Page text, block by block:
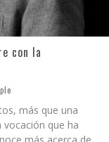
con la
más que una
vocación que ha